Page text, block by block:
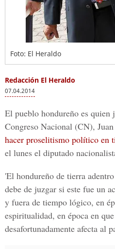
Foto: El Heraldo
Redacción El Heraldo
07.04.2014
El pueblo hondureño es quien
Congreso Nacional (CN),
hacer proselitismo político en
el lunes el diputado
'El hondureño de tierra
debe de juzgar si este fue un
y fuera de tiempo lógico, en
espiritualidad, en época en
desafortunadamente afecta al